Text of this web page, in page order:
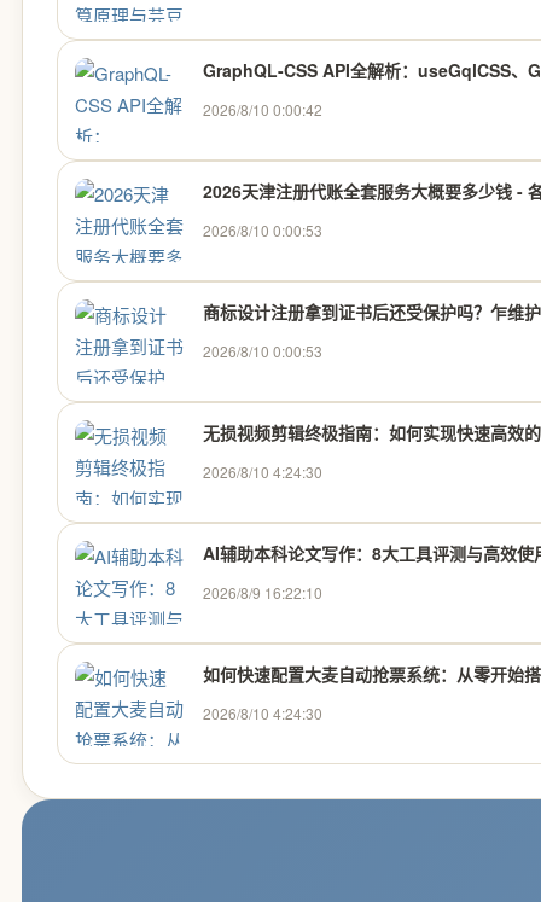
GraphQL-CSS API全解析：useGqlCSS、
2026/8/10 0:00:42
2026天津注册代账全套服务大概要多少钱 -
2026/8/10 0:00:53
商标设计注册拿到证书后还受保护吗？乍维
2026/8/10 0:00:53
无损视频剪辑终极指南：如何实现快速高效
2026/8/10 4:24:30
AI辅助本科论文写作：8大工具评测与高效使
2026/8/9 16:22:10
如何快速配置大麦自动抢票系统：从零开始
2026/8/10 4:24:30